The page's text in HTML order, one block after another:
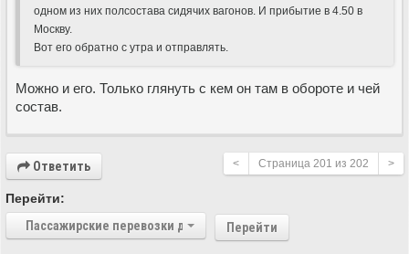
одном из них полсостава сидячих вагонов. И прибытие в 4.50 в
Москву.
Вот его обратно с утра и отправлять.
Можно и его. Только глянуть с кем он там в обороте и чей
состав.
Ответить < Страница 201 из 202 >
Перейти:
Пассажирские перевозки дальнего следования
Перейти